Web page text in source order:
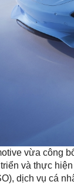
vừa công
và thực
dịch vụ cá